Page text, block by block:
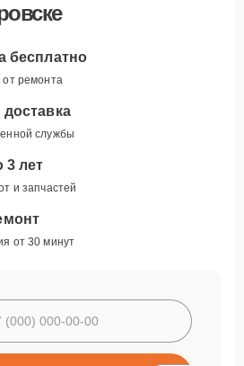
бесплатно
от ремонта
доставка
службы
3 лет
и запчастей
от 30 минут